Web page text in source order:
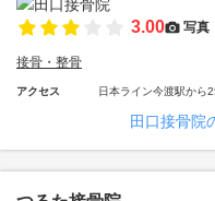
3.00 写真
接骨・整骨
アクセス 日本ライン今渡駅から
田口接骨院